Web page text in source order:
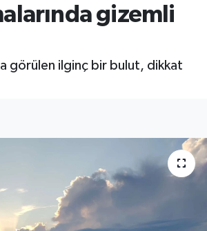
gizemli
görülen ilginç bir bulut, dikkat